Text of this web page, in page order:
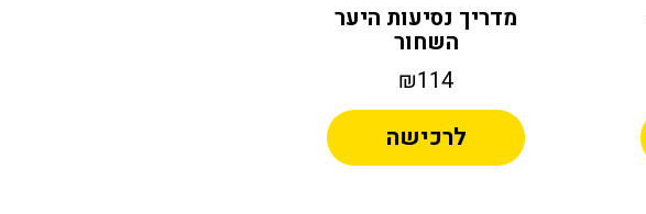
מדריך נסיעות היער
השחור
₪114
לרכישה